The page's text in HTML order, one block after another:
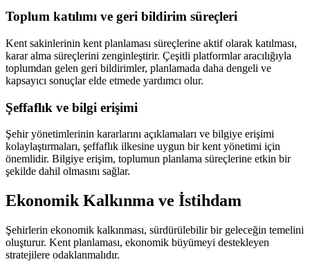
Toplum katılımı ve geri bildirim süreçleri
Kent sakinlerinin kent planlaması süreçlerine aktif olarak katılması,
karar alma süreçlerini zenginleştirir. Çeşitli platformlar aracılığıyla
toplumdan gelen geri bildirimler, planlamada daha dengeli ve
kapsayıcı sonuçlar elde etmede yardımcı olur.
Şeffaflık ve bilgi erişimi
Şehir yönetimlerinin kararlarını açıklamaları ve bilgiye erişimi
kolaylaştırmaları, şeffaflık ilkesine uygun bir kent yönetimi için
önemlidir. Bilgiye erişim, toplumun planlama süreçlerine etkin bir
şekilde dahil olmasını sağlar.
Ekonomik Kalkınma ve İstihdam
Şehirlerin ekonomik kalkınması, sürdürülebilir bir geleceğin temelini
oluşturur. Kent planlaması, ekonomik büyümeyi destekleyen
stratejilere odaklanmalıdır.